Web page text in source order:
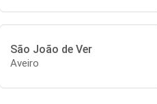
São João de Ver
Aveiro